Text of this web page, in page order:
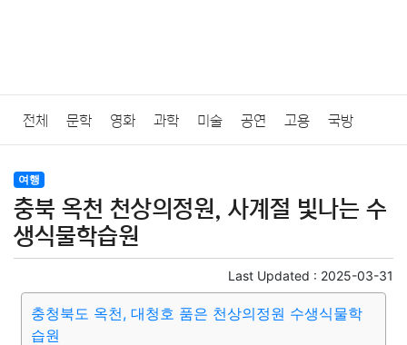
전체 문학 영화 과학 미술 공연 고용 국방
법률
질병 가요 방송 일상 주식 암호화폐 블록체인
미용 증권 인테리어
요리 상품리뷰 원예 금융 게임 스포츠 사진
여행
충북 옥천 천상의정원, 사계절 빛나는 수
생식물학습원
Last Updated : 2025-03-31
충청북도 옥천, 대청호 품은 천상의정원 수생식물학
습원